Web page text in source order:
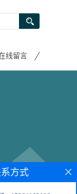
线留言
方式